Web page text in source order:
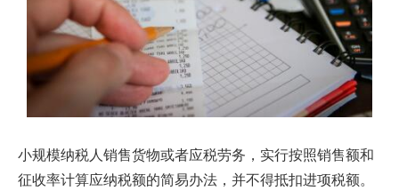
小规模纳税人销售货物或者应税劳务，实行按照销售额和
征收率计算应纳税额的简易办法，并不得抵扣进项税额。